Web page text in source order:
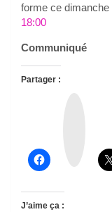
forme ce dimanche
18:00
Communiqué
Partager :
J’aime ça :